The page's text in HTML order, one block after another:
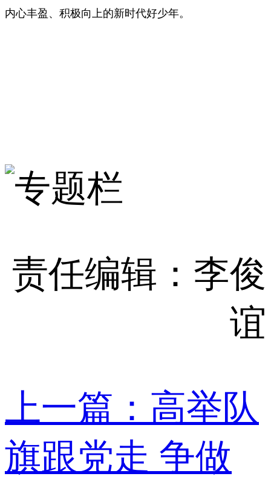
内心丰盈、积极向上的新时代好少年。
责任编辑：李俊
谊
上一篇：高举队
旗跟党走 争做